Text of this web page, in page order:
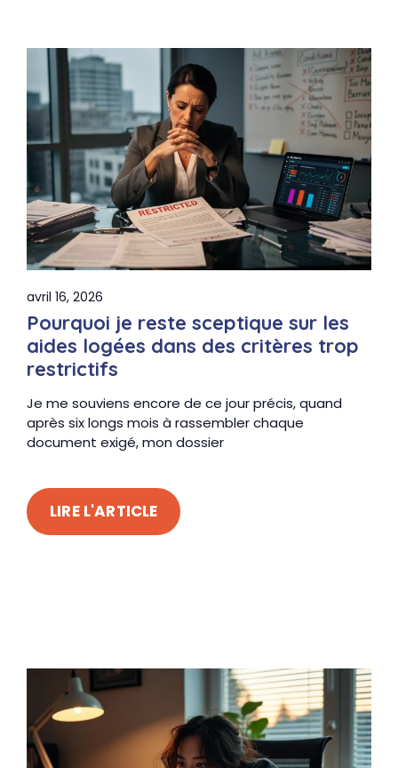
avril 16, 2026
Pourquoi je reste sceptique sur les
aides logées dans des critères trop
restrictifs
Je me souviens encore de ce jour précis, quand
après six longs mois à rassembler chaque
document exigé, mon dossier
LIRE L'ARTICLE